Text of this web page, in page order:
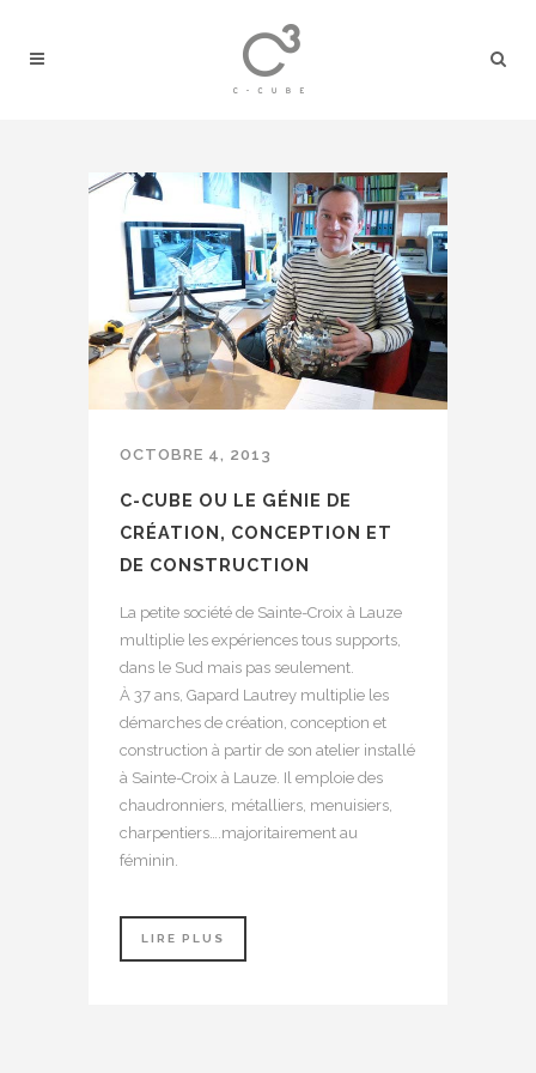
OCTOBRE 4, 2013
C-CUBE OU LE GÉNIE DE
CRÉATION, CONCEPTION ET
DE CONSTRUCTION
La petite société de Sainte-Croix à Lauze
multiplie les expériences tous supports,
dans le Sud mais pas seulement.
À 37 ans, Gapard Lautrey multiplie les
démarches de création, conception et
construction à partir de son atelier installé
à Sainte-Croix à Lauze. Il emploie des
chaudronniers, métalliers, menuisiers,
charpentiers….majoritairement au
féminin.
LIRE PLUS